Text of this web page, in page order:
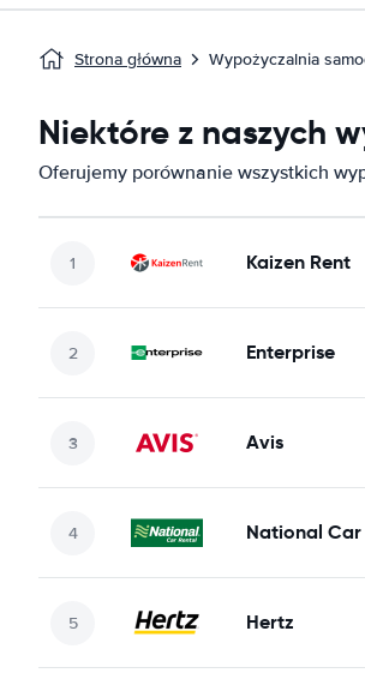
Strona główna Wypożyczalnia
Niektóre z naszych
Oferujemy porównanie wszystkich
Kaizen Rent
Enterprise
Avis
National Car
Hertz